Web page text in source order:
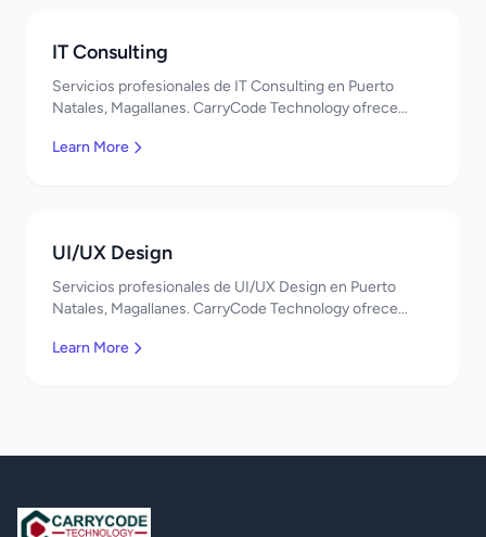
IT Consulting
Servicios profesionales de IT Consulting en Puerto
Natales, Magallanes. CarryCode Technology ofrece
Learn More
UI/UX Design
Servicios profesionales de UI/UX Design en Puerto
Natales, Magallanes. CarryCode Technology ofrece
Learn More